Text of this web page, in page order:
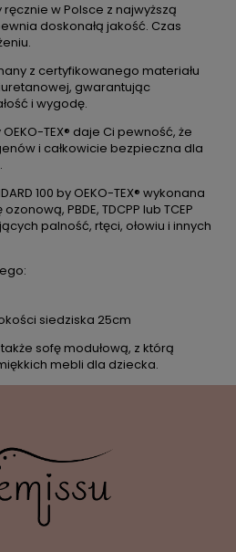
w Polsce z najwyższą
doskonałą jakość. Czas
z certyfikowanego materiału
gwarantując
i wygodę.
OEKO-TEX® daje Ci pewność, że
i całkowicie bezpieczna dla
100 by OEKO-TEX® wykonana
PBDE, TDCPP lub TCEP
palność, rtęci, ołowiu i innych
siedziska 25cm
sofę modułową, z którą
mebli dla dziecka.